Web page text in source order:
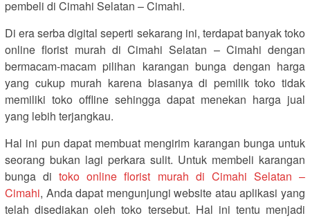
pembeli di Cimahi Selatan – Cimahi.
Di era serba digital seperti sekarang ini, terdapat banyak toko
online florist murah di Cimahi Selatan – Cimahi dengan
bermacam-macam pilihan karangan bunga dengan harga
yang cukup murah karena biasanya di pemilik toko tidak
memiliki toko offline sehingga dapat menekan harga jual
yang lebih terjangkau.
Hal ini pun dapat membuat mengirim karangan bunga untuk
seorang bukan lagi perkara sulit. Untuk membeli karangan
bunga ditoko online florist murah di Cimahi Selatan –
Cimahi, Anda dapat mengunjungi website atau aplikasi yang
telah disediakan oleh toko tersebut. Hal ini tentu menjadi